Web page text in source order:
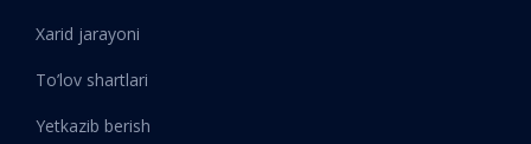
Xarid jarayoni
To’lov shartlari
Yetkazib berish